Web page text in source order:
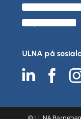
(+47) 480 03
post@ulna.no
ULNA på